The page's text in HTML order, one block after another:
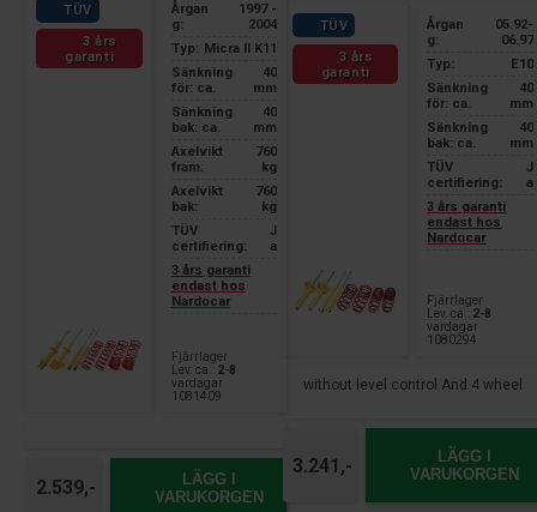
TÜV
3 års
garanti
Årgan
g:
1997 -
2004
Typ:
Micra II K11
Sänkning
för: ca.
40
mm
Sänkning
bak: ca.
40
mm
Axelvikt
fram:
760
kg
Axelvikt
bak:
760
kg
TÜV
certifiering:
J
a
3 års garanti
endast hos
Nardocar
Fjärrlager
Lev. ca.:
2-8
vardagar
1081409
2.539,-
LÄGG I
VARUKORGEN
TÜV
3 års
garanti
Årgan
g:
05.92-
06.97
Typ:
E10
Sänkning
för: ca.
40
mm
Sänkning
bak: ca.
40
mm
TÜV
certifiering:
J
a
3 års garanti
endast hos
Nardocar
Fjärrlager
Lev. ca.: 2-8
vardagar
1080294
without level control And 4 wheel
3.241,-
LÄGG I
VARUKORGEN